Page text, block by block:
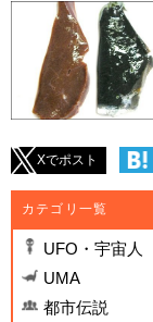
Xでポスト
カテゴリ一覧
UFO・宇宙人
UMA
都市伝説